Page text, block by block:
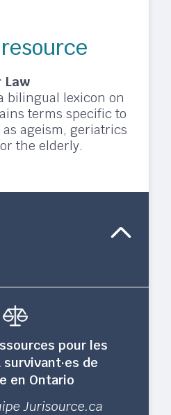
Law
bilingual lexicon on
terms specific to
ageism, geriatrics
the elderly.
pour les
de
en Ontario
Jurisource.ca